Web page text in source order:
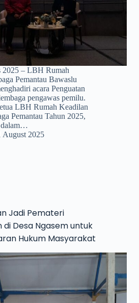
2025 – LBH Rumah
Pemantau Bawaslu
acara Penguatan
pengawas pemilu.
LBH Rumah Keadilan
Pemantau Tahun 2025,
dalam…
August 2025
Jadi Pemateri
di Desa Ngasem untuk
Hukum Masyarakat